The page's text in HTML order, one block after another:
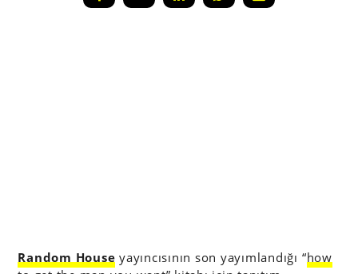
Random House yayıncısının son yayımlandığı “how